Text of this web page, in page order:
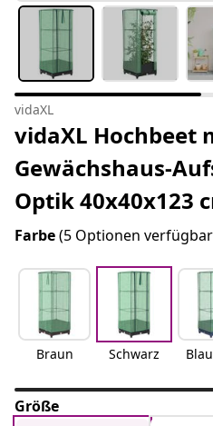
vidaXL
vidaXL Hochbeet
Gewächshaus-
Optik 40x40x123
Farbe(5 Optionen
Braun Schwarz
Größe